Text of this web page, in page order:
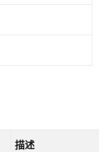
描述